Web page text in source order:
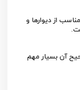
از دیوارها و
آن بسیار مهم